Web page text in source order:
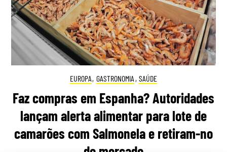
EUROPA, GASTRONOMIA , SAÚDE
Faz compras em Espanha? Autoridades
lançam alerta alimentar para lote de
camarões com Salmonela e retiram-no